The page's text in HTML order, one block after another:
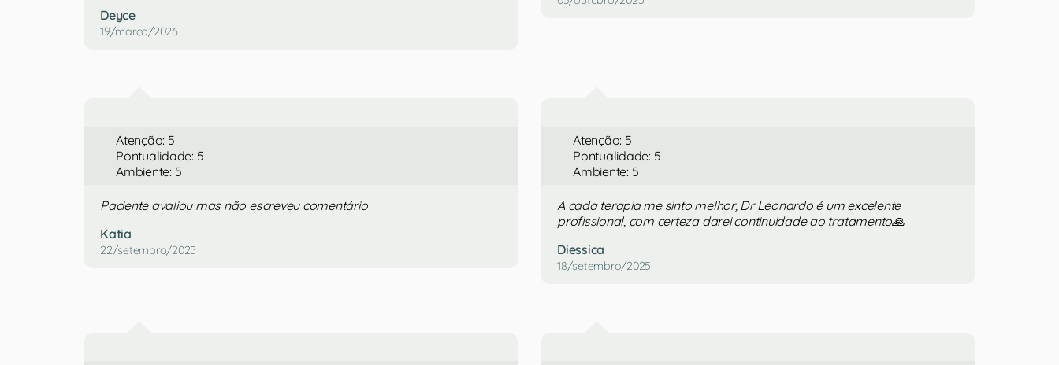
Deyce
19/março/2026
Atenção: 5
Pontualidade: 5
Ambiente: 5
Paciente avaliou mas não escreveu comentário
Katia
22/setembro/2025
Atenção: 5
Pontualidade: 5
Ambiente: 5
A cada terapia me sinto melhor, Dr Leonardo é um excelente
profissional, com certeza darei continuidade ao tratamento🙏
Diessica
18/setembro/2025